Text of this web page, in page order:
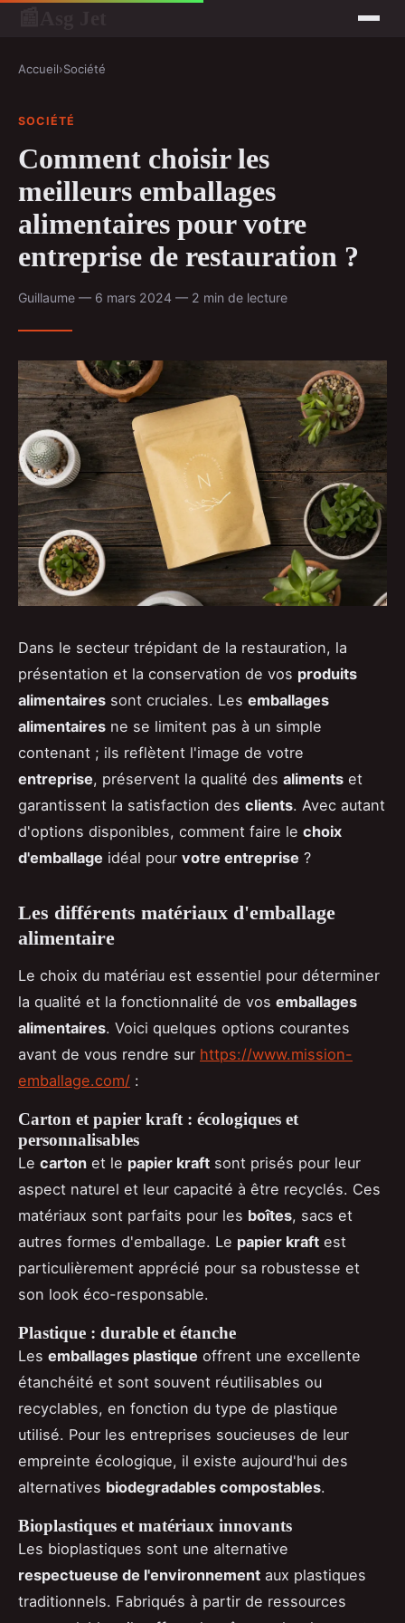
Accueil›Société
SOCIÉTÉ
Comment choisir les
meilleurs emballages
alimentaires pour votre
entreprise de restauration ?
Guillaume — 6 mars 2024 — 2 min de lecture
Dans le secteur trépidant de la restauration, la
présentation et la conservation de vos produits
alimentaires sont cruciales. Les emballages
alimentaires ne se limitent pas à un simple
contenant ; ils reflètent l'image de votre
entreprise, préservent la qualité des aliments et
garantissent la satisfaction des clients. Avec autant
d'options disponibles, comment faire le choix
d'emballage idéal pour votre entreprise ?
Les différents matériaux d'emballage
alimentaire
Le choix du matériau est essentiel pour déterminer
la qualité et la fonctionnalité de vos emballages
alimentaires. Voici quelques options courantes
avant de vous rendre sur https://www.mission-
emballage.com/ :
Carton et papier kraft : écologiques et
personnalisables
Le carton et le papier kraft sont prisés pour leur
aspect naturel et leur capacité à être recyclés. Ces
matériaux sont parfaits pour les boîtes, sacs et
autres formes d'emballage. Le papier kraft est
particulièrement apprécié pour sa robustesse et
son look éco-responsable.
Plastique : durable et étanche
Les emballages plastique offrent une excellente
étanchéité et sont souvent réutilisables ou
recyclables, en fonction du type de plastique
utilisé. Pour les entreprises soucieuses de leur
empreinte écologique, il existe aujourd'hui des
alternatives biodegradables compostables.
Bioplastiques et matériaux innovants
Les bioplastiques sont une alternative
respectueuse de l'environnement aux plastiques
traditionnels. Fabriqués à partir de ressources